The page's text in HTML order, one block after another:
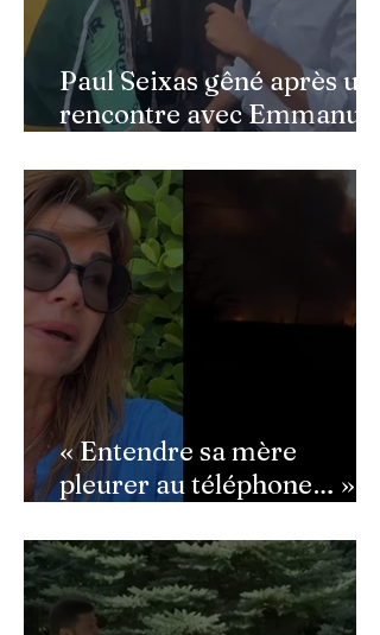
Paul Seixas gêné après une
rencontre avec Emmanuel
semé la panique dans son
équipe
« Entendre sa mère
pleurer au téléphone… » :
bouleversée par les
incendies du Cap-Ferret,
son témoignage poignant